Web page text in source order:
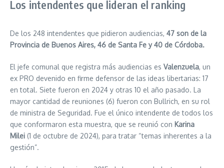
Los intendentes que lideran el ranking
De los 248 intendentes que pidieron audiencias, 47 son de la
Provincia de Buenos Aires, 46 de Santa Fe y 40 de Córdoba.
El jefe comunal que registra más audiencias es Valenzuela, un
ex PRO devenido en firme defensor de las ideas libertarias: 17
en total. Siete fueron en 2024 y otras 10 el año pasado. La
mayor cantidad de reuniones (6) fueron con Bullrich, en su rol
de ministra de Seguridad. Fue el único intendente de todos los
que conformaron esta muestra, que se reunió con Karina
Milei (1 de octubre de 2024), para tratar “temas inherentes a la
gestión”.